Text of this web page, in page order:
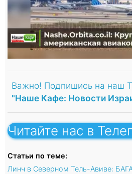
Важно! Подпишись на наш
"Наше Кафе: Новости
Читайте нас в
Статьи по теме:
Линч в Северном Тель-Авиве: